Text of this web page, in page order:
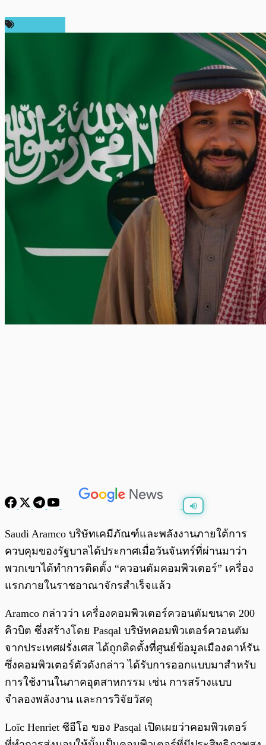
/0:00
Saudi Aramco บริษัทเคมีภัณฑ์และพลังงานภายใต้การ
ควบคุมของรัฐบาลได้ประกาศเมื่อวันจันทร์ที่ผ่านมาว่า
พวกเขาได้ทำการติดตั้ง “ควอนตัมคอมพิวเตอร์” เครื่อง
แรกภายในราชอาณาจักรสำเร็จแล้ว
Aramco กล่าวว่า เครื่องคอมพิวเตอร์ควอนตัมขนาด 200
คิวบิต ซึ่งสร้างโดย Pasqal บริษัทคอมพิวเตอร์ควอนตัม
จากประเทศฝรั่งเศส ได้ถูกติดตั้งที่ศูนย์ข้อมูลเมืองดาห์รัน
ซึ่งคอมพิวเตอร์ตัวดังกล่าว ได้รับการออกแบบมาสำหรับ
การใช้งานในภาคอุตสาหกรรม เช่น การสร้างแบบ
จำลองพลังงาน และการวิจัยวัสดุ
Loïc Henriet ซีอีโอ ของ Pasqal เปิดเผยว่าคอมพิวเตอร์